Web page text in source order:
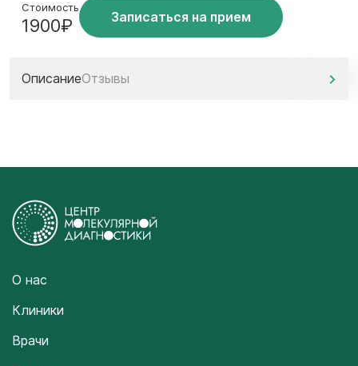
Стоимость
1900₽ Записаться на прием
ОписаниеОтзывы
О нас
Клиники
Врачи